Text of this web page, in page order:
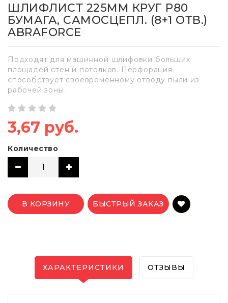
ШЛИФЛИСТ 225ММ КРУГ P80
БУМАГА, САМОСЦЕПЛ. (8+1 ОТВ.)
ABRAFORCE
Подходят для машинной шлифовки больших
площадей стен и потолков. Перфорация
способствует своевременному отводу пыли из
рабочей зоны.
3,67 руб.
Количество
В КОРЗИНУ БЫСТРЫЙ ЗАКАЗ
ХАРАКТЕРИСТИКИ ОТЗЫВЫ